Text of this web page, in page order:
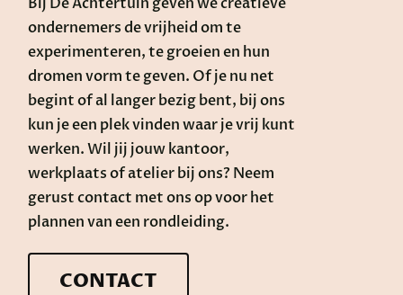
Bij De Achtertuin geven we creatieve
ondernemers de vrijheid om te
experimenteren, te groeien en hun
dromen vorm te geven. Of je nu net
begint of al langer bezig bent, bij ons
kun je een plek vinden waar je vrij kunt
werken. Wil jij jouw kantoor,
werkplaats of atelier bij ons? Neem
gerust contact met ons op voor het
plannen van een rondleiding.
CONTACT